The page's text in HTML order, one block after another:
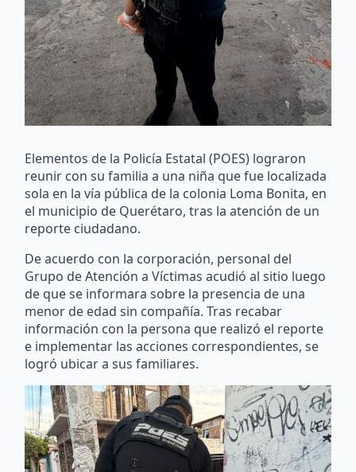
Elementos de la Policía Estatal (POES) lograron
reunir con su familia a una niña que fue localizada
sola en la vía pública de la colonia Loma Bonita, en
el municipio de Querétaro, tras la atención de un
reporte ciudadano.
De acuerdo con la corporación, personal del
Grupo de Atención a Víctimas acudió al sitio luego
de que se informara sobre la presencia de una
menor de edad sin compañía. Tras recabar
información con la persona que realizó el reporte
e implementar las acciones correspondientes, se
logró ubicar a sus familiares.